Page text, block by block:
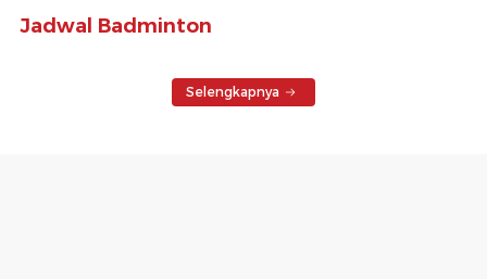
Jadwal Badminton
Selengkapnya